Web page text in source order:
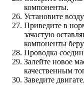
компоненты.
Установите
Приведите в
зачастую
компоненты
Проводка
Залейте новое
качественным
Заведите